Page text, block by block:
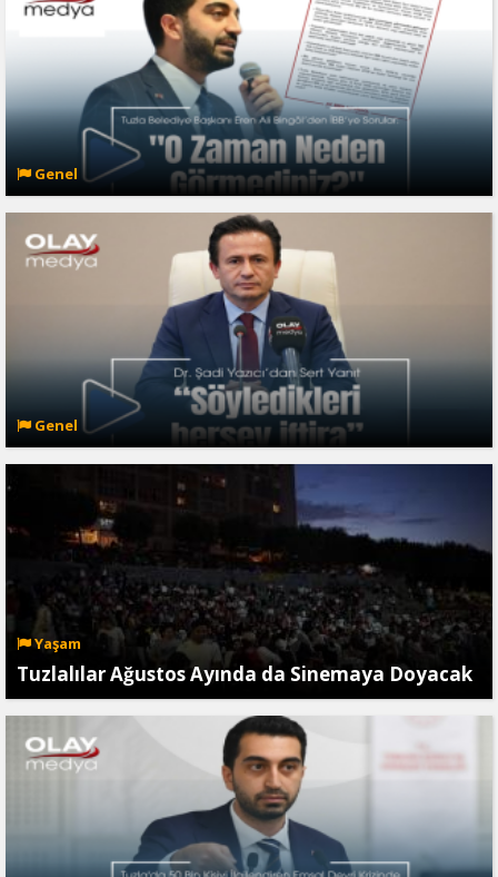
Genel
Genel
Yaşam
Tuzlalılar Ağustos Ayında da Sinemaya Doyacak